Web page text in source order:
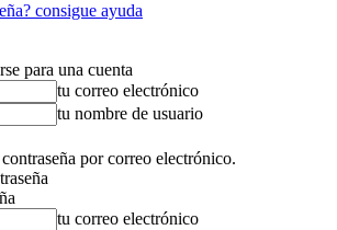
consigue ayuda
para una cuenta
tu correo electrónico
tu nombre de usuario
por correo electrónico.
tu correo electrónico